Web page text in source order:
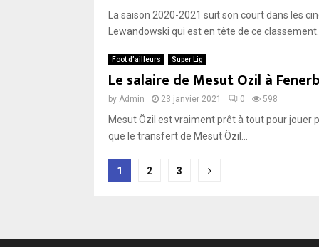
La saison 2020-2021 suit son court dans les
Lewandowski qui est en tête de ce
Foot d’ailleurs Super Lig
Le salaire de Mesut Ozil à
by Admin 23 janvier 2021 0 598
Mesut Özil est vraiment prêt à tout pour jouer
que le transfert de Mesut Özil...
Pagination
1 2 3